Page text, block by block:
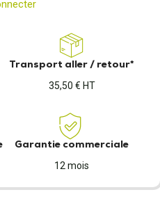
Transport aller / retour*
35,50 € HT
Garantie commerciale
12 mois